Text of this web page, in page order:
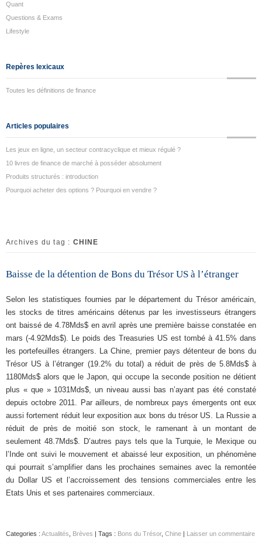
Quant
Questions & Exams
Lifestyle
Repères lexicaux
Toutes les définitions de finance
Articles populaires
Les jeux en ligne, un secteur contracyclique et mieux régulé ?
10 livres de finance de marché à posséder absolument
Produits structurés : introduction
Pourquoi acheter des options ? Pourquoi en vendre ?
Archives du tag : CHINE
Baisse de la détention de Bons du Trésor US à l’étranger
Selon les statistiques fournies par le département du Trésor américain,
les stocks de titres américains détenus par les investisseurs étrangers
ont baissé de 4.78Mds$ en avril après une première baisse constatée en
mars (-4.92Mds$). Le poids des Treasuries US est tombé à 41.5% dans
les portefeuilles étrangers. La Chine, premier pays détenteur de bons du
Trésor US à l’étranger (19.2% du total) a réduit de près de 5.8Mds$ à
1180Mds$ alors que le Japon, qui occupe la seconde position ne détient
plus « que » 1031Mds$, un niveau aussi bas n’ayant pas été constaté
depuis octobre 2011. Par ailleurs, de nombreux pays émergents ont eux
aussi fortement réduit leur exposition aux bons du trésor US. La Russie a
réduit de près de moitié son stock, le ramenant à un montant de
seulement 48.7Mds$. D’autres pays tels que la Turquie, le Mexique ou
l’Inde ont suivi le mouvement et abaissé leur exposition, un phénomène
qui pourrait s’amplifier dans les prochaines semaines avec la remontée
du Dollar US et l’accroissement des tensions commerciales entre les
Etats Unis et ses partenaires commerciaux.
Categories : Actualités Brèves | Tags : Bons du Trésor, Chine | Laisser un commentaire